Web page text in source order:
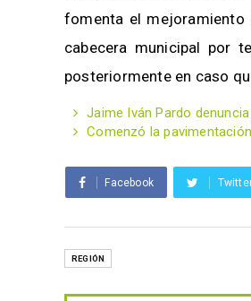
fomenta el mejoramiento
cabecera municipal por
posteriormente en caso
Jaime Iván Pardo
Comenzó la
Facebook
REGIÓN